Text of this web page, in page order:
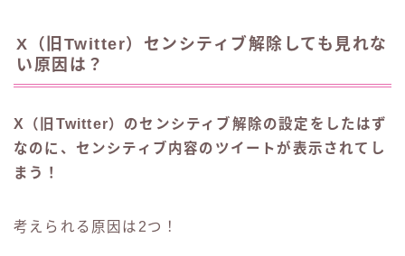
X（旧Twitter）センシティブ解除しても見れな
い原因は？
X（旧Twitter）のセンシティブ解除の設定をしたはず
なのに、センシティブ内容のツイートが表示されてし
まう！
考えられる原因は2つ！